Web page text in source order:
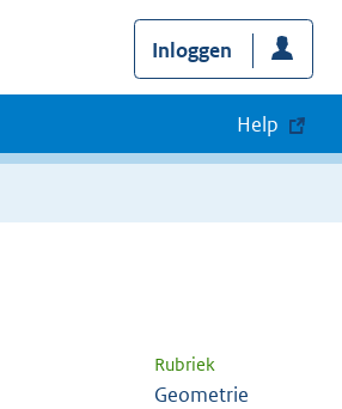
Inloggen
Help
Rubriek
Geometrie